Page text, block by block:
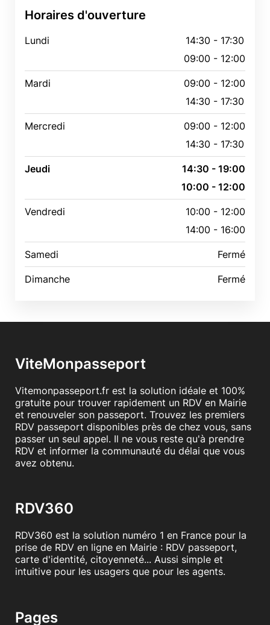
Horaires d'ouverture
Lundi
14:30 - 17:30
09:00 - 12:00
Mardi
09:00 - 12:00
14:30 - 17:30
Mercredi
09:00 - 12:00
14:30 - 17:30
Jeudi
14:30 - 19:00
10:00 - 12:00
Vendredi
10:00 - 12:00
14:00 - 16:00
Samedi Fermé
Dimanche Fermé
ViteMonpasseport
Vitemonpasseport.fr est la solution idéale et 100%
gratuite pour trouver rapidement un RDV en Mairie
et renouveler son passeport. Trouvez les premiers
RDV passeport disponibles près de chez vous, sans
passer un seul appel. Il ne vous reste qu'à prendre
RDV et informer la communauté du délai que vous
avez obtenu.
RDV360
RDV360 est la solution numéro 1 en France pour la
prise de RDV en ligne en Mairie : RDV passeport,
carte d'identité, citoyenneté... Aussi simple et
intuitive pour les usagers que pour les agents.
Pages